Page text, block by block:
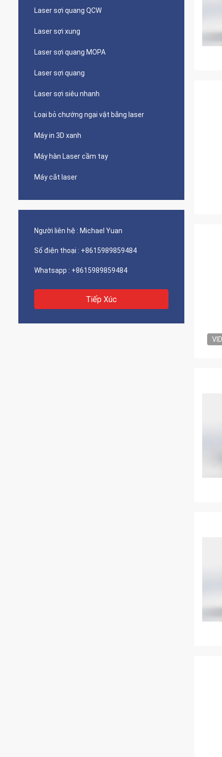
Laser sợi quang QCW
Laser sợi xung
Laser sợi quang MOPA
Laser sợi quang
Laser sợi siêu nhanh
Loại bỏ chướng ngại vật bằng laser
Máy in 3D xanh
Máy hàn Laser cầm tay
Máy cắt laser
Người liên hệ : Michael Yuan
Số điện thoại : +8615989859484
Whatsapp : +8615989859484
Tiếp Xúc